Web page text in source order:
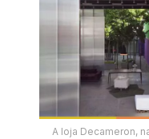
A loja Decameron,